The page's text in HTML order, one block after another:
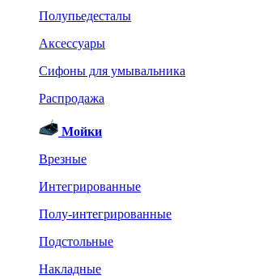
Полупьедесталы
Аксессуары
Сифоны для умывальника
Распродажа
Мойки
Врезные
Интегрированные
Полу-интегрированные
Подстольные
Накладные